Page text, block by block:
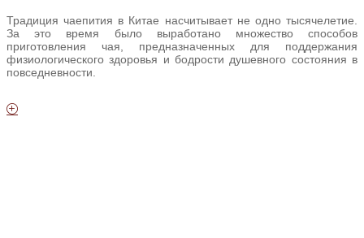
Традиция чаепития в Китае насчитывает не одно тысячелетие.
За это время было выработано множество способов
приготовления чая, предназначенных для поддержания
физиологического здоровья и бодрости душевного состояния в
повседневности.